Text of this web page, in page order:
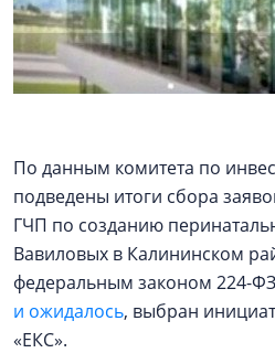
По данным комитета по
подведены итоги сбора
ГЧП по созданию
Вавиловых в Калининском
федеральным законом 224-
и ожидалось, выбран
«ЕКС».